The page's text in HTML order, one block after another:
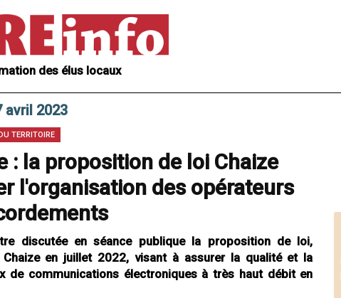
des élus locaux
avril 2023
TERRITOIRE
: la proposition de loi Chaize
l'organisation des opérateurs
discutée en séance publique la proposition de loi,
en juillet 2022, visant à assurer la qualité et la
de communications électroniques à très haut débit en